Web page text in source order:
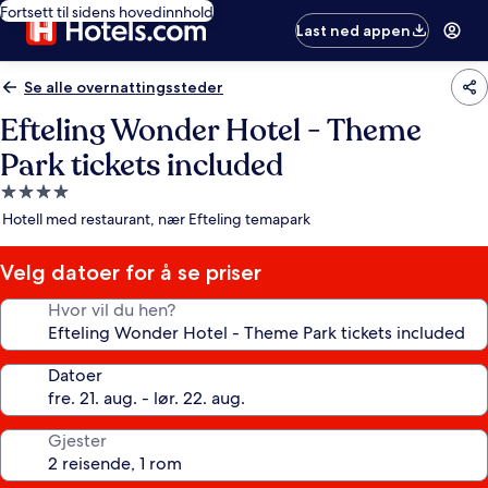
Fortsett til sidens hovedinnhold
Last ned appen
Se alle overnattingssteder
Efteling Wonder Hotel - Theme
Park tickets included
Overnattingssted
med
stjerner
Hotell med restaurant, nær Efteling temapark
Velg datoer for å se priser
Hvor vil du hen?
Datoer
Gjester